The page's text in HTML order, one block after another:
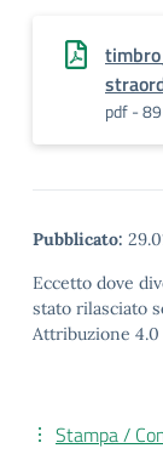
pdf -
Pubblicato:
Eccetto dove
stato rilasciato
Attribuzione 4.0
Stampa /